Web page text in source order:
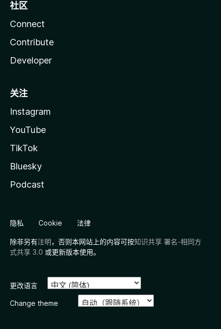
社区
Connect
Contribute
Developer
关注
Instagram
YouTube
TikTok
Bluesky
Podcast
隐私 Cookie 法律
除非另有注明，否则本网站上的内容可按知识共享 署名-相同方
式共享 3.0 或更新版本使用。
更改语言
Change theme